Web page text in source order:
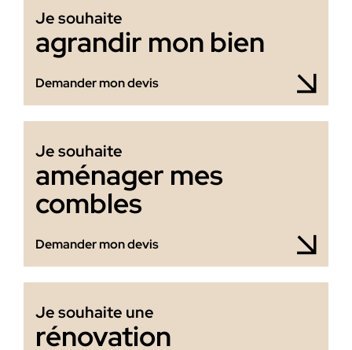
Je souhaite
agrandir mon bien
Demander mon devis
Je souhaite
aménager mes
combles
Demander mon devis
Je souhaite une
rénovation